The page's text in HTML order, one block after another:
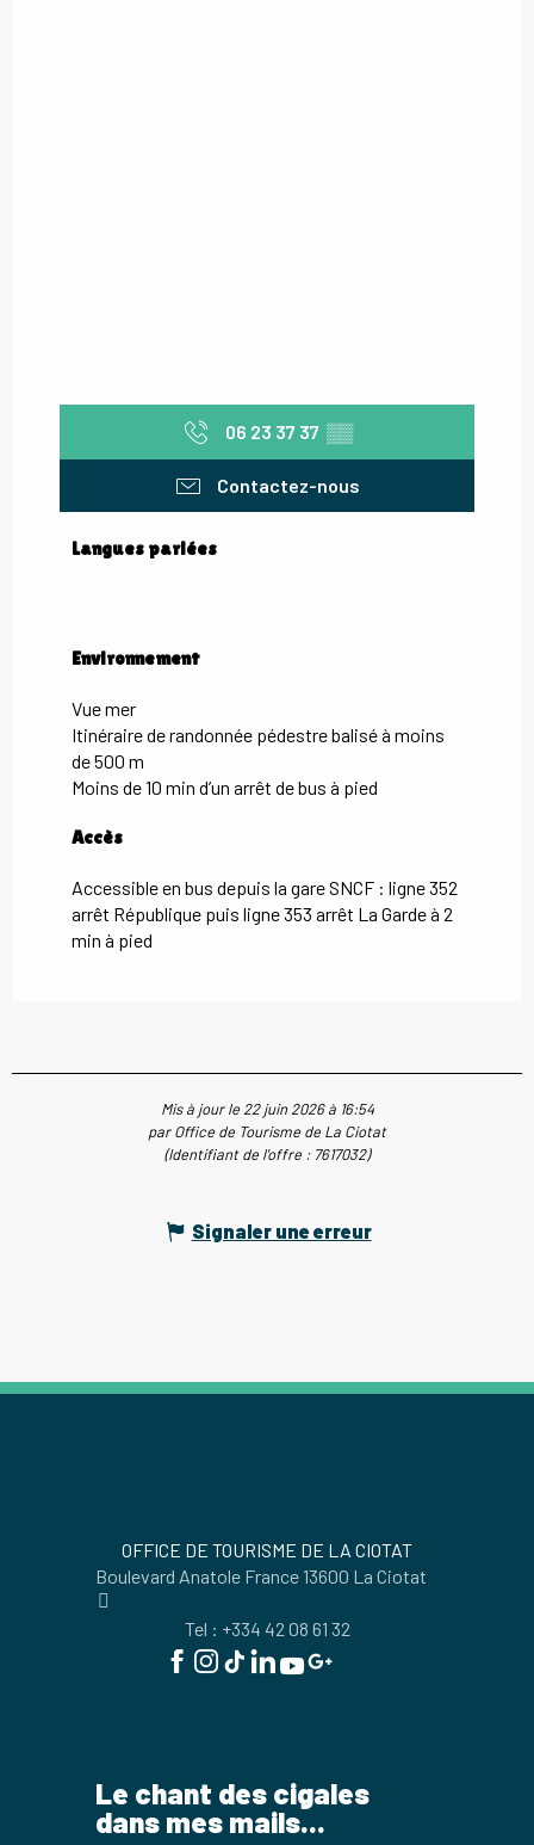
06 23 37 37 ▒▒
Contactez-nous
Langues parlées
Langues parlées
Environnement
Environnement
Vue mer
Itinéraire de randonnée pédestre balisé à moins
de 500 m
Moins de 10 min d’un arrêt de bus à pied
Accès
Accès
Accessible en bus depuis la gare SNCF : ligne 352
arrêt République puis ligne 353 arrêt La Garde à 2
min à pied
Mis à jour le 22 juin 2026 à 16:54
par Office de Tourisme de La Ciotat
(Identifiant de l'offre : 7617032)
Signaler une erreur
OFFICE DE TOURISME DE LA CIOTAT
Boulevard Anatole France 13600 La Ciotat
Tel : +334 42 08 61 32
Le chant des cigales
dans mes mails...